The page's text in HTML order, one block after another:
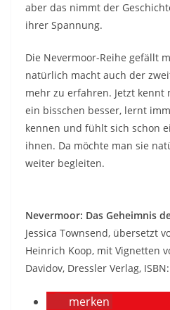
aber das nimmt der
ihrer Spannung.
Die Nevermoor-Reihe gefällt
natürlich macht auch der
mehr zu erfahren. Jetzt kennt
ein bisschen besser, lernt
kennen und fühlt sich schon
ihnen. Da möchte man sie
weiter begleiten.
Nevermoor: Das Geheimnis
Jessica Townsend, übersetzt
Heinrich Koop, mit Vignetten
Davidov, Dressler Verlag,
merken